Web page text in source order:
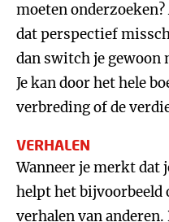
moeten
dat perspectief
dan switch je gewoon
Je kan door het hele
verbreding of de
VERHALEN
Wanneer je merkt dat
helpt het bijvoorbeeld
verhalen van